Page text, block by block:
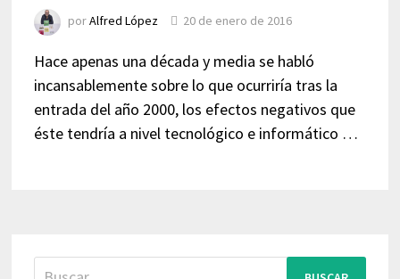
porAlfred López 20 de enero de 2016
Hace apenas una década y media se habló
incansablemente sobre lo que ocurriría tras la
entrada del año 2000, los efectos negativos que
éste tendría a nivel tecnológico e informático …
Buscar: